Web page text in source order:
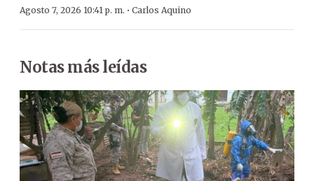
Agosto 7, 2026 10:41 p. m. · Carlos Aquino
Notas más leídas